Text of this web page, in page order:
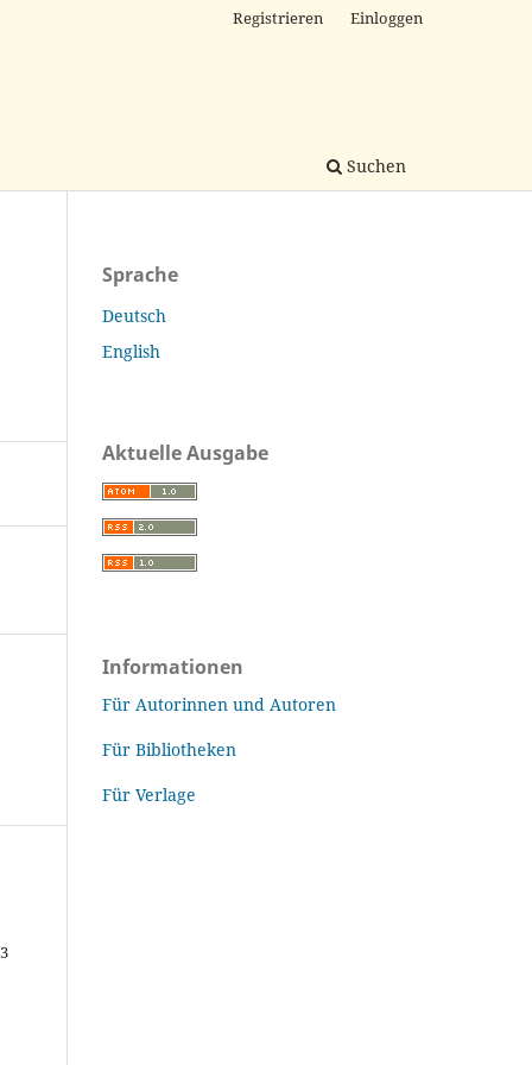
Suchen
Registrieren Einloggen
Sprache
Deutsch
English
Aktuelle Ausgabe
Informationen
Für Autorinnen und Autoren
Für Bibliotheken
Für Verlage